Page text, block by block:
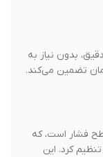
بدون نیاز به
تضمین می‌کند.
است، که
کرد. این